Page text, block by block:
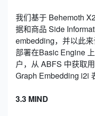
我们基于 Behemoth
据和商品 Side
embedding，并以此来
部署在Basic Engine
户，从 ABFS 中获取
Graph Embedding i2i
3.3 MIND